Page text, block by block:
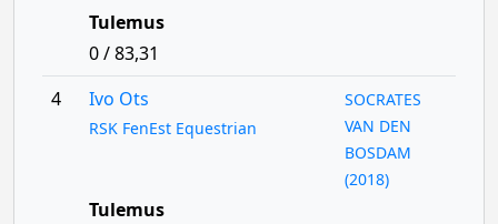
Tulemus
0 / 83,31
4
Ivo Ots
RSK FenEst Equestrian
SOCRATES
VAN DEN
BOSDAM
(2018)
Tulemus